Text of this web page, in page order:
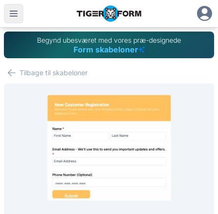
Begynd ubesværet med vores præ-designede
Form skabeloner
Tilbage til skabeloner